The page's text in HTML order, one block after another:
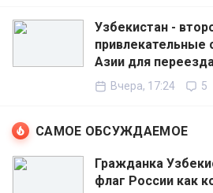
Узбекистан -
привлекательные
Азии для
Вчера, 17:24 5
САМОЕ ОБСУЖДАЕМОЕ
Гражданка
флаг России как